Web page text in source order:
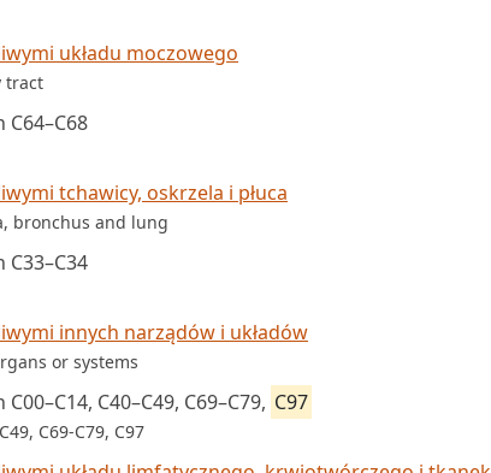
układu moczowego
tract
tchawicy, oskrzela i płuca
bronchus and lung
innych narządów i układów
or systems
C40–C49, C69–C79, C97
C69-C79, C97